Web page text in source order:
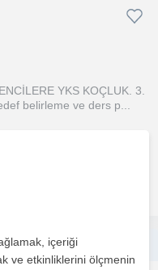
YKS KOÇLUK. 3.
belirleme ve ders p...
içeriği
ve etkinliklerini ölçmenin